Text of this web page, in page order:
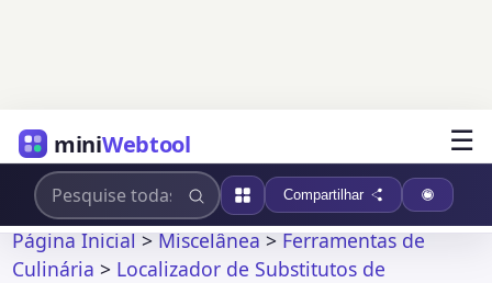
miniWebtool ☰
Compartilhar
Página Inicial>Miscelânea>Ferramentas de
Culinária > Localizador de Substitutos de